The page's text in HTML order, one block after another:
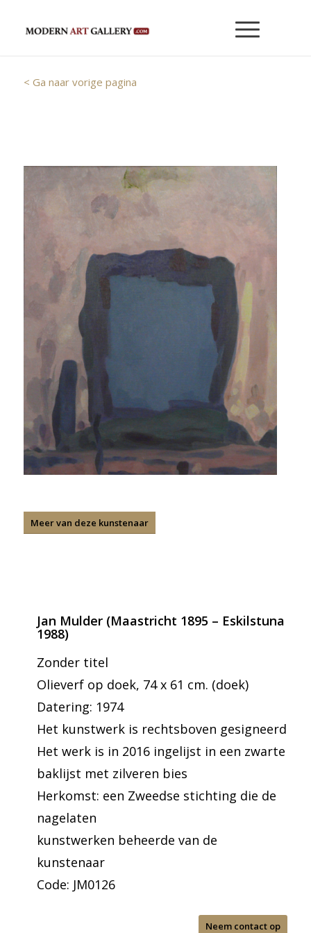
< Ga naar vorige pagina
Meer van deze kunstenaar
Jan Mulder (Maastricht 1895 – Eskilstuna
1988)
Zonder titel
Olieverf op doek, 74 x 61 cm. (doek)
Datering: 1974
Het kunstwerk is rechtsboven gesigneerd
Het werk is in 2016 ingelijst in een zwarte
baklijst met zilveren bies
Herkomst: een Zweedse stichting die de
nagelaten
kunstwerken beheerde van de
kunstenaar
Code: JM0126
Neem contact op